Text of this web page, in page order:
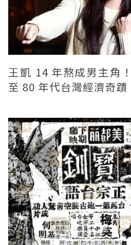
王凱 14 年熬成男主角
至 80 年代台灣經濟奇蹟